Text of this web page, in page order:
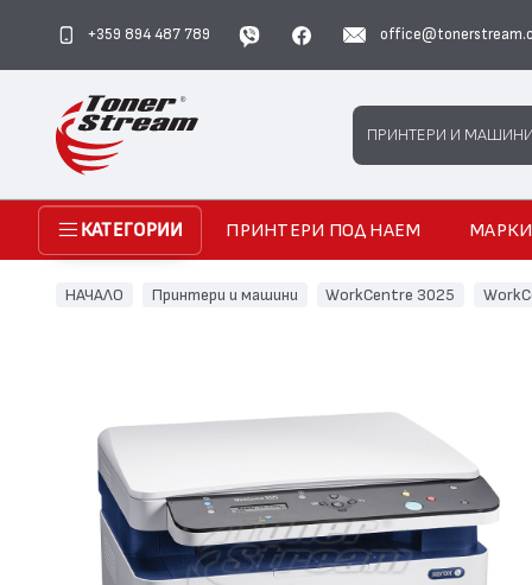
+359 894 487 789
Search
ПРИНТЕРИ И МАШИНИ
КАТЕГОРИИ ПРИНТЕРИ ПОД НАЕМ МАРКИ
НАЧАЛО Принтери и машини WorkCentre 3025